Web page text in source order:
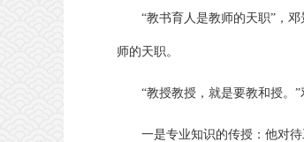
“教书育人是教师的天职”，
师的天职。
“教授教授，就是要教和授
一是专业知识的传授：他对